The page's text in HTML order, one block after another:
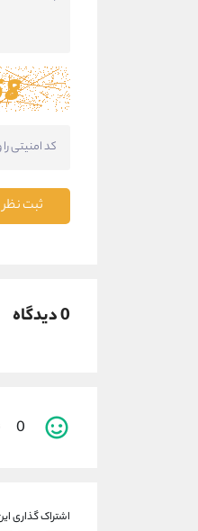
ثبت نظر
0 دیدگاه
0
اشتراک گذاری